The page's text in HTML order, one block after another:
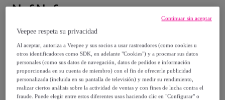
Naf Naf
MANTEL DE NAVIDAD DECORATION
150x200 cm
Desde
24,99 €
Veepee respeta su privacidad
Al aceptar, autoriza a Veepee y sus socios a usar rastreadores (como cookies u
otros identificadores como SDK, en adelante "Cookies") y a procesar sus datos
personales (como sus datos de navegación, datos de pedidos e información
proporcionada en su cuenta de miembro) con el fin de ofrecerle publicidad
personalizada (incluida en su pantalla de televisión) y medir su rendimiento,
realizar ciertos análisis sobre la actividad de ventas y con fines de lucha contra el
fraude. Puede elegir entre estos diferentes usos haciendo clic en "Configurar" o
Continuar sin aceptar